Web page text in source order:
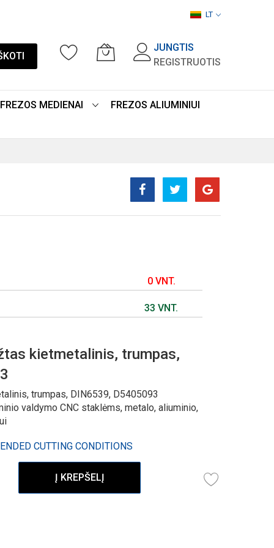
LT
JUNGTIS
REGISTRUOTIS
FREZOS MEDIENAI FREZOS ALIUMINIUI
0 VNT.
33 VNT.
kietmetalinis, trumpas,
trumpas, DIN6539, D5405093
valdymo CNC staklėms, metalo, aliuminio,
CUTTING CONDITIONS
Į KREPŠELĮ